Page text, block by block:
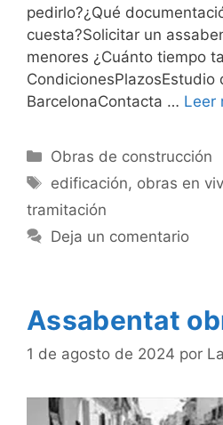
pedirlo?¿Qué
cuesta?Solicitar un
menores ¿Cuánto tiempo
CondicionesPlazosEstudio
BarcelonaContacta … Leer
Categorías
Obras de construcción
Etiquetas
edificación, obras en
tramitación
Deja un comentario
Assabentat
1 de agosto de 2024 por